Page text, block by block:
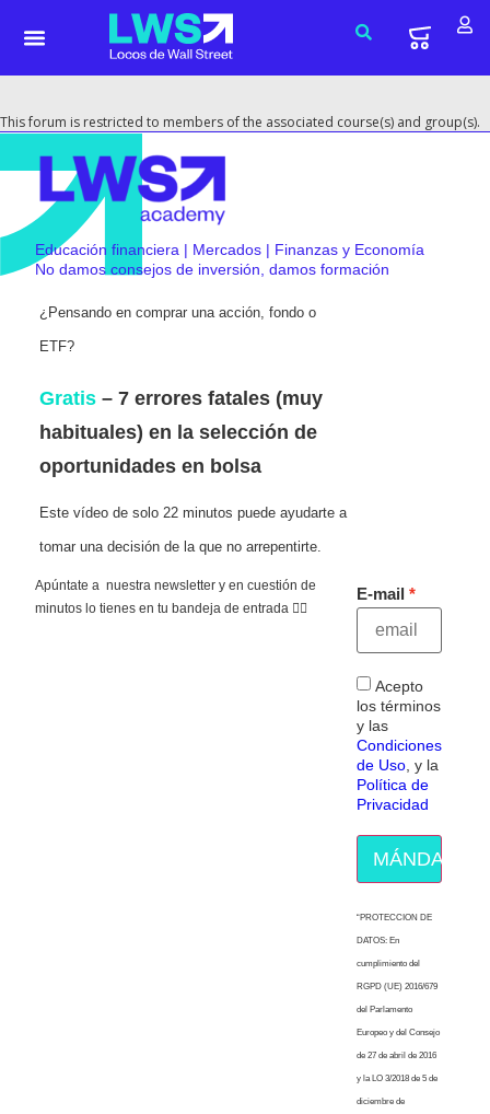
This forum is restricted to members of the associated course(s) and group(s).
Educación financiera | Mercados | Finanzas y Economía
No damos consejos de inversión, damos formación
¿Pensando en comprar una acción, fondo o
ETF?
Gratis – 7 errores fatales (muy
habituales) en la selección de
oportunidades en bolsa
Este vídeo de solo 22 minutos puede ayudarte a
tomar una decisión de la que no arrepentirte.
Apúntate a nuestra newsletter y en cuestión de
minutos lo tienes en tu bandeja de entrada 👇🏻
E-mail
Acepto
los términos
y las
Condiciones
de Uso, y la
Política de
Privacidad
MÁNDAME
“PROTECCION DE
DATOS: En
cumplimiento del
RGPD (UE) 2016/679
del Parlamento
Europeo y del Consejo
de 27 de abril de 2016
y la LO 3/2018 de 5 de
diciembre de